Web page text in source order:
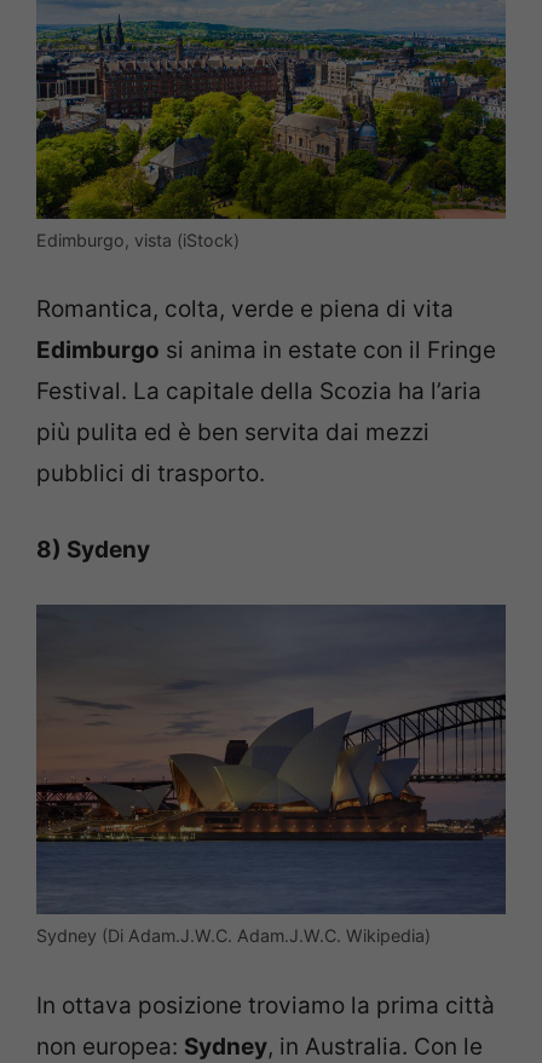
Edimburgo, vista (iStock)
Romantica, colta, verde e piena di vita
Edimburgo si anima in estate con il Fringe
Festival. La capitale della Scozia ha l’aria
più pulita ed è ben servita dai mezzi
pubblici di trasporto.
8) Sydeny
Sydney (Di Adam.J.W.C. Adam.J.W.C. Wikipedia)
In ottava posizione troviamo la prima città
non europea: Sydney, in Australia. Con le